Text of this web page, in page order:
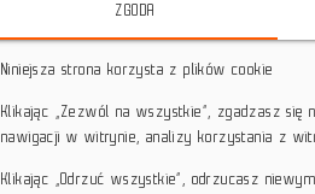
ZGODA
Niniejsza strona korzysta z plików cookie
Klikając „Zezwól na wszystkie”, zgadzasz
nawigacji w witrynie, analizy korzystania z
Klikając „Odrzuć wszystkie”, odrzucasz